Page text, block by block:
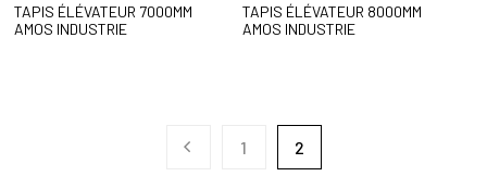
TAPIS ÉLÉVATEUR 7000MM
AMOS INDUSTRIE
TAPIS ÉLÉVATEUR 8000MM
AMOS INDUSTRIE
1 2